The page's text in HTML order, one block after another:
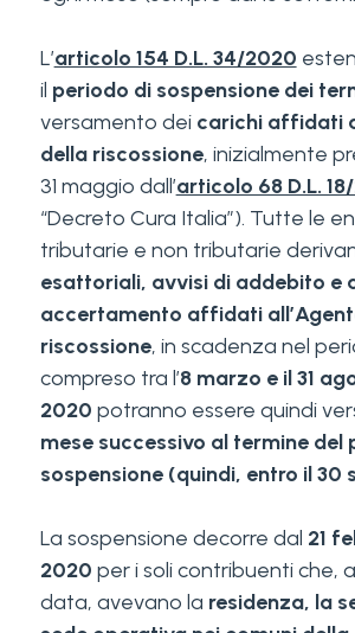
L’articolo 154 D.L. 34/2020
il periodo di sospensione dei
versamento dei carichi affidati
della riscossione, inizialmente
31 maggio dall’articolo 68 D.L.
“Decreto Cura Italia”). Tutte le
tributarie e non tributarie
esattoriali, avvisi di addebito e
accertamento affidati
riscossione, in scadenza nel
compreso tra l’8 marzo e il 31
2020 potranno essere quindi
mese successivo al termine del
sospensione (quindi, entro il 30
La sospensione decorre dal 21
2020 per i soli contribuenti che,
data, avevano la residenza, la